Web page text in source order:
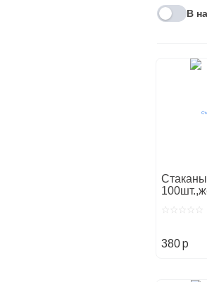
В
380p